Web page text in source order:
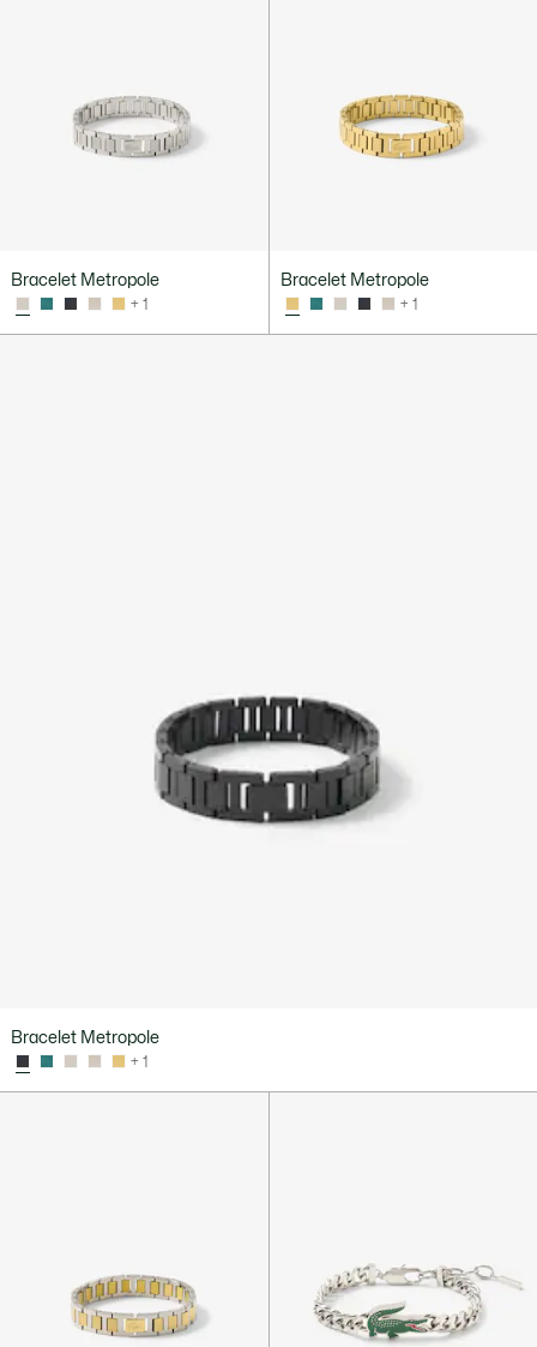
Bracelet Metropole
+ 1
Bracelet Metropole
+ 1
Bracelet Metropole
+ 1